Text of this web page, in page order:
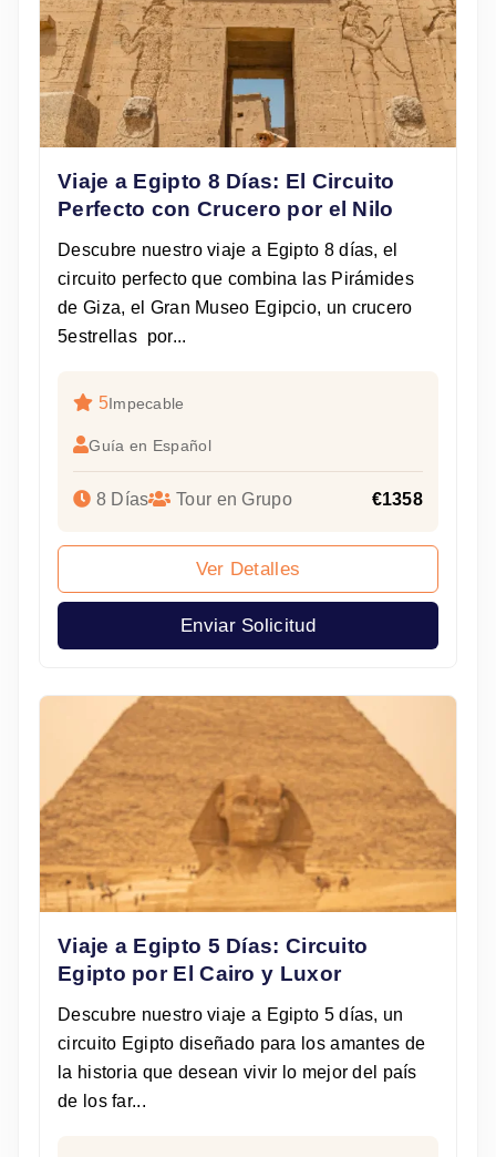
Viaje a Egipto 8 Días: El Circuito
Perfecto con Crucero por el Nilo
Descubre nuestro viaje a Egipto 8 días, el
circuito perfecto que combina las Pirámides
de Giza, el Gran Museo Egipcio, un crucero
5estrellas por...
5Impecable
Guía en Español
8 Días Tour en Grupo €1358
Ver Detalles
Enviar Solicitud
Viaje a Egipto 5 Días: Circuito
Egipto por El Cairo y Luxor
Descubre nuestro viaje a Egipto 5 días, un
circuito Egipto diseñado para los amantes de
la historia que desean vivir lo mejor del país
de los far...